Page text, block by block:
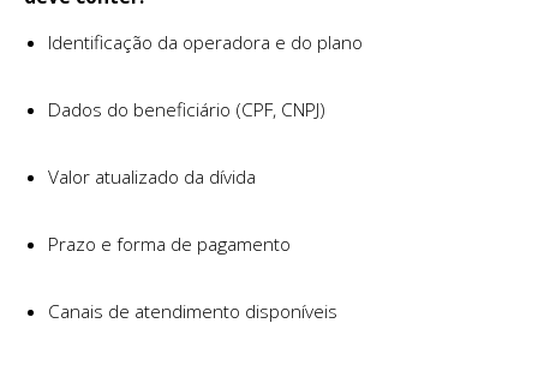
Identificação da operadora e do plano
Dados do beneficiário (CPF, CNPJ)
Valor atualizado da dívida
Prazo e forma de pagamento
Canais de atendimento disponíveis